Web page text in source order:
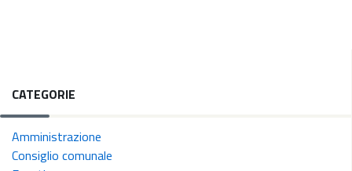
CATEGORIE
Amministrazione
Consiglio comunale